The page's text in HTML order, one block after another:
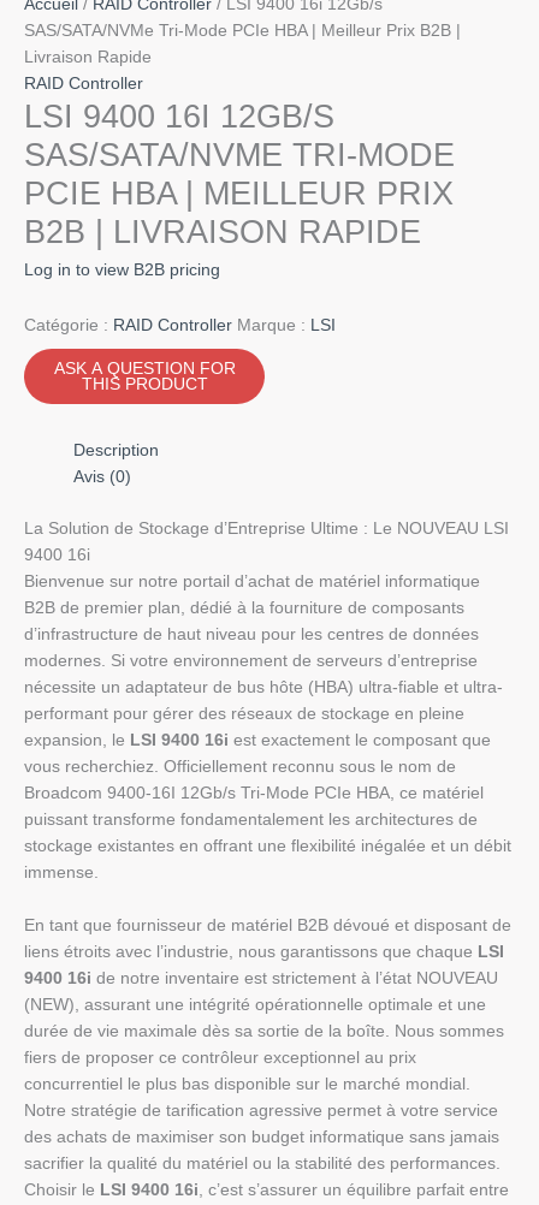
Accueil / RAID Controller / LSI 9400 16i 12Gb/s
SAS/SATA/NVMe Tri-Mode PCIe HBA | Meilleur Prix B2B |
Livraison Rapide
RAID Controller
LSI 9400 16I 12GB/S
SAS/SATA/NVME TRI-MODE
PCIE HBA | MEILLEUR PRIX
B2B | LIVRAISON RAPIDE
Log in to view B2B pricing
Catégorie : RAID Controller Marque : LSI
Description
Avis (0)
La Solution de Stockage d’Entreprise Ultime : Le NOUVEAU LSI
9400 16i
Bienvenue sur notre portail d’achat de matériel informatique
B2B de premier plan, dédié à la fourniture de composants
d’infrastructure de haut niveau pour les centres de données
modernes. Si votre environnement de serveurs d’entreprise
nécessite un adaptateur de bus hôte (HBA) ultra-fiable et ultra-
performant pour gérer des réseaux de stockage en pleine
expansion, le LSI 9400 16i est exactement le composant que
vous recherchiez. Officiellement reconnu sous le nom de
Broadcom 9400-16I 12Gb/s Tri-Mode PCIe HBA, ce matériel
puissant transforme fondamentalement les architectures de
stockage existantes en offrant une flexibilité inégalée et un débit
immense.
En tant que fournisseur de matériel B2B dévoué et disposant de
liens étroits avec l’industrie, nous garantissons que chaque LSI
9400 16i de notre inventaire est strictement à l’état NOUVEAU
(NEW), assurant une intégrité opérationnelle optimale et une
durée de vie maximale dès sa sortie de la boîte. Nous sommes
fiers de proposer ce contrôleur exceptionnel au prix
concurrentiel le plus bas disponible sur le marché mondial.
Notre stratégie de tarification agressive permet à votre service
des achats de maximiser son budget informatique sans jamais
sacrifier la qualité du matériel ou la stabilité des performances.
Choisir le LSI 9400 16i , c’est s’assurer un équilibre parfait entre